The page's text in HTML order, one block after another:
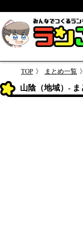
TOP まとめ一覧
山陰（地域）- ま